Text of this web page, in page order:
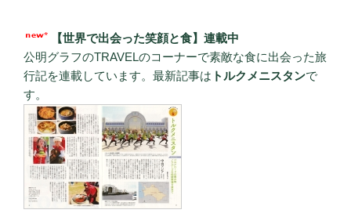
【世界で出会った笑顔と食】連載中
公明グラフのTRAVELのコーナーで素敵な食に出会った旅
行記を連載しています。最新記事は トルクメニスタンで
す。